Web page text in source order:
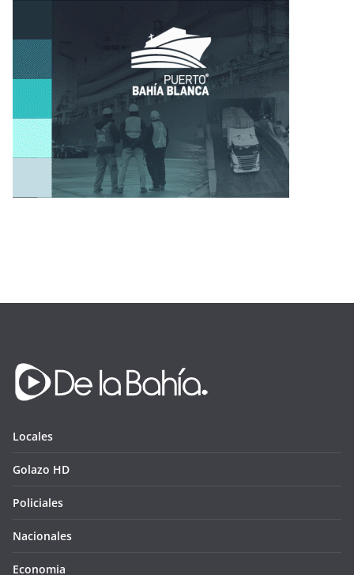
Locales
Golazo HD
Policiales
Nacionales
Economia